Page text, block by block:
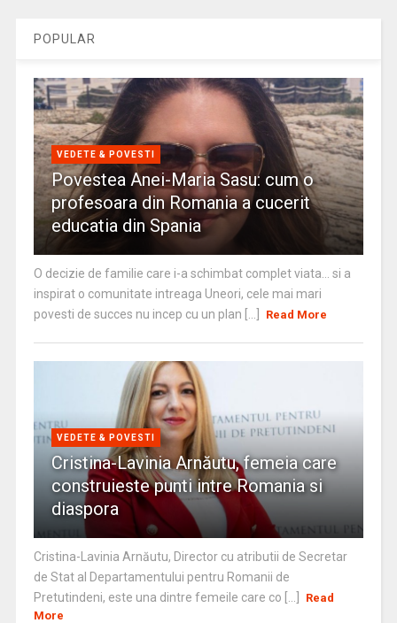
POPULAR
VEDETE & POVESTI
Povestea Anei-Maria Sasu: cum o
profesoara din Romania a cucerit
educatia din Spania
O decizie de familie care i-a schimbat complet viata… si a
inspirat o comunitate intreaga Uneori, cele mai mari
povesti de succes nu incep cu un plan [...]
Read More
VEDETE & POVESTI
Cristina-Lavinia Arnăutu, femeia care
construieste punti intre Romania si
diaspora
Cristina-Lavinia Arnăutu, Director cu atributii de Secretar
de Stat al Departamentului pentru Romanii de
Pretutindeni, este una dintre femeile care co [...]
Read
More